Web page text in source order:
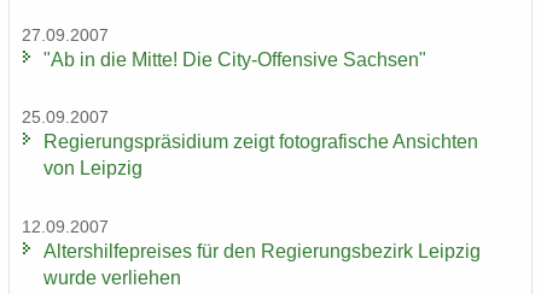
27.09.2007
"Ab in die Mitte! Die City-​Offensive Sach­sen"
25.09.2007
Re­gie­rungs­prä­si­di­um zeigt fo­to­gra­fi­sche An­sich­ten
von Leip­zig
12.09.2007
Al­ters­hil­fe­prei­ses für den Re­gie­rungs­be­zirk Leip­zig
wurde ver­lie­hen